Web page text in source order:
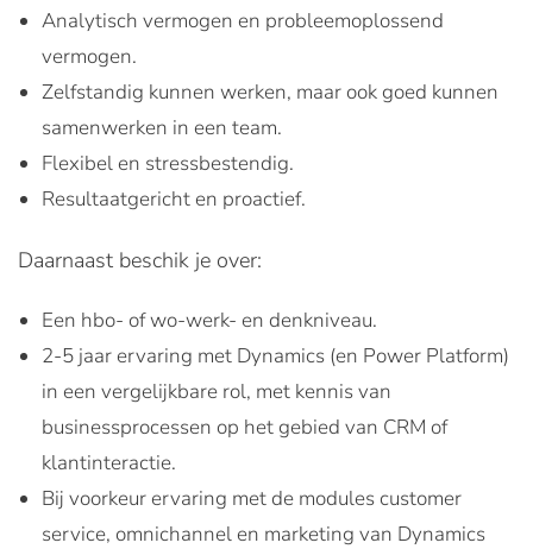
Analytisch vermogen en probleemoplossend
vermogen.
Zelfstandig kunnen werken, maar ook goed kunnen
samenwerken in een team.
Flexibel en stressbestendig.
Resultaatgericht en proactief.
Daarnaast beschik je over:
Een hbo- of wo-werk- en denkniveau.
2-5 jaar ervaring met Dynamics (en Power Platform)
in een vergelijkbare rol, met kennis van
businessprocessen op het gebied van CRM of
klantinteractie.
Bij voorkeur ervaring met de modules customer
service, omnichannel en marketing van Dynamics